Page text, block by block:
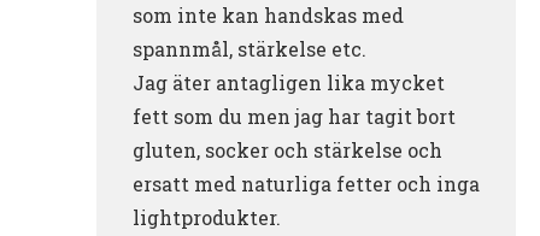
som inte kan handskas med
spannmål, stärkelse etc.
Jag äter antagligen lika mycket
fett som du men jag har tagit bort
gluten, socker och stärkelse och
ersatt med naturliga fetter och inga
lightprodukter.